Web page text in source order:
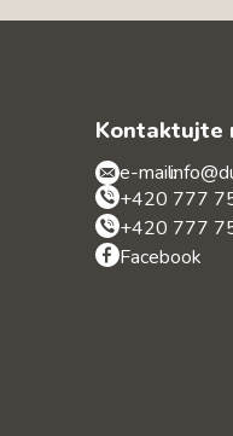
Kontaktujte
e-mail:
+420 777
+420 777
Facebook